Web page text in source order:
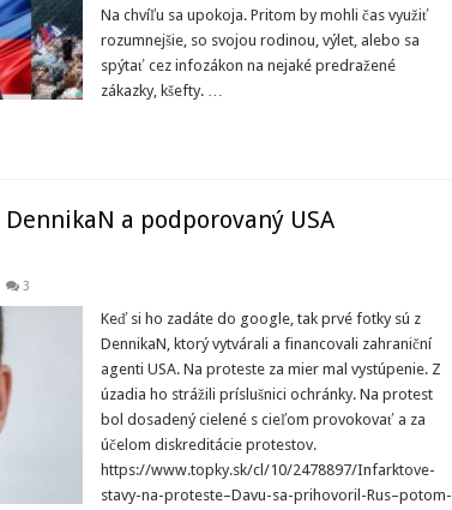
Na chvíľu sa upokoja. Pritom by mohli čas využiť
rozumnejšie, so svojou rodinou, výlet, alebo sa
spýtať cez infozákon na nejaké predražené
zákazky, kšefty. …
a podporovaný USA
3
Keď si ho zadáte do google, tak prvé fotky sú z
DennikaN, ktorý vytvárali a financovali zahraniční
agenti USA. Na proteste za mier mal vystúpenie. Z
úzadia ho strážili príslušnici ochránky. Na protest
bol dosadený cielené s cieľom provokovať a za
účelom diskreditácie protestov.
https://www.topky.sk/cl/10/2478897/Infarktove-
stavy-na-proteste–Davu-sa-prihovoril-Rus–potom-